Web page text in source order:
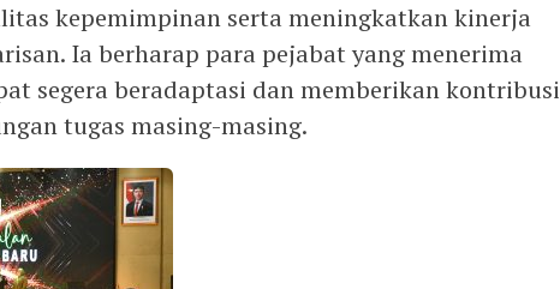
kepemimpinan serta meningkatkan kinerja
Ia berharap para pejabat yang menerima
segera beradaptasi dan memberikan kontribusi
tugas masing-masing.